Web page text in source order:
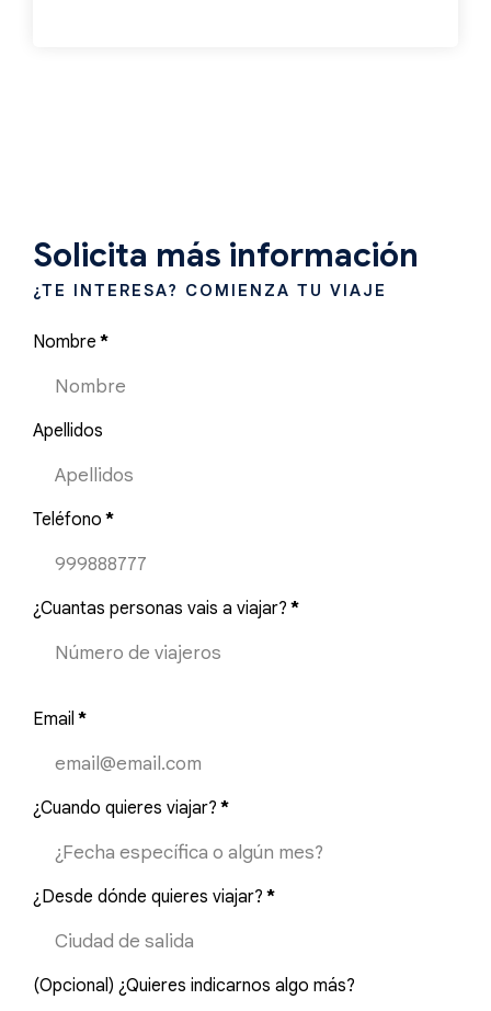
Solicita más información
¿TE INTERESA? COMIENZA TU VIAJE
Nombre *
Apellidos
Teléfono *
¿Cuantas personas vais a viajar? *
Email *
¿Cuando quieres viajar? *
¿Desde dónde quieres viajar? *
(Opcional) ¿Quieres indicarnos algo más?